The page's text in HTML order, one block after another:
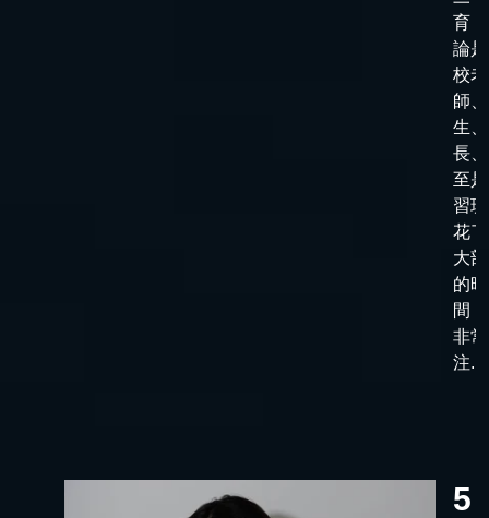
育
論
校老
師
生
長
至
習
花
大
的時
間
非
注...
5